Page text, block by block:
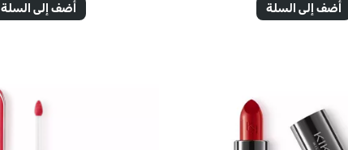
أضف إلى السلة أضف إلى السلة